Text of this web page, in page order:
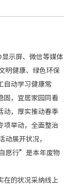
示屏、微信等媒体
明健康、绿色环保
自动学习健康常
固，宜居家园同看
动，厚实推动春季
项举动，全面整治
动展开状况，
愿行”是本年废物
的状况采纳线上